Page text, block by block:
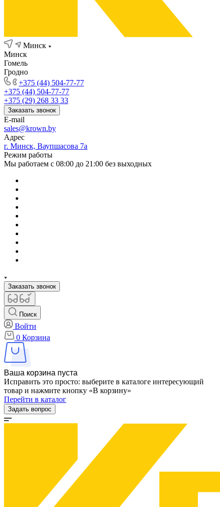
Минск
Минск
Гомель
Гродно
+375 (44) 504-77-77
+375 (44) 504-77-77
+375 (29) 268 33 33
Заказать звонок
E-mail
sales@krown.by
Адрес
г. Минск, Ваупшасова 7а
Режим работы
Мы работаем с 08:00 до 21:00 без выходных
Заказать звонок
Поиск
Войти
0 Корзина
Ваша корзина пуста
Исправить это просто: выберите в каталоге интересующий
товар и нажмите кнопку «В корзину»
Перейти в каталог
Задать вопрос